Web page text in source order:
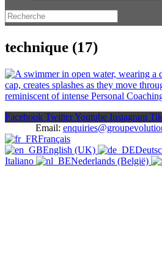
technique (17)
Facebook TwitterYoutube Instagram
Email:
Français
English (UK)
Italiano
Nederlands (België)